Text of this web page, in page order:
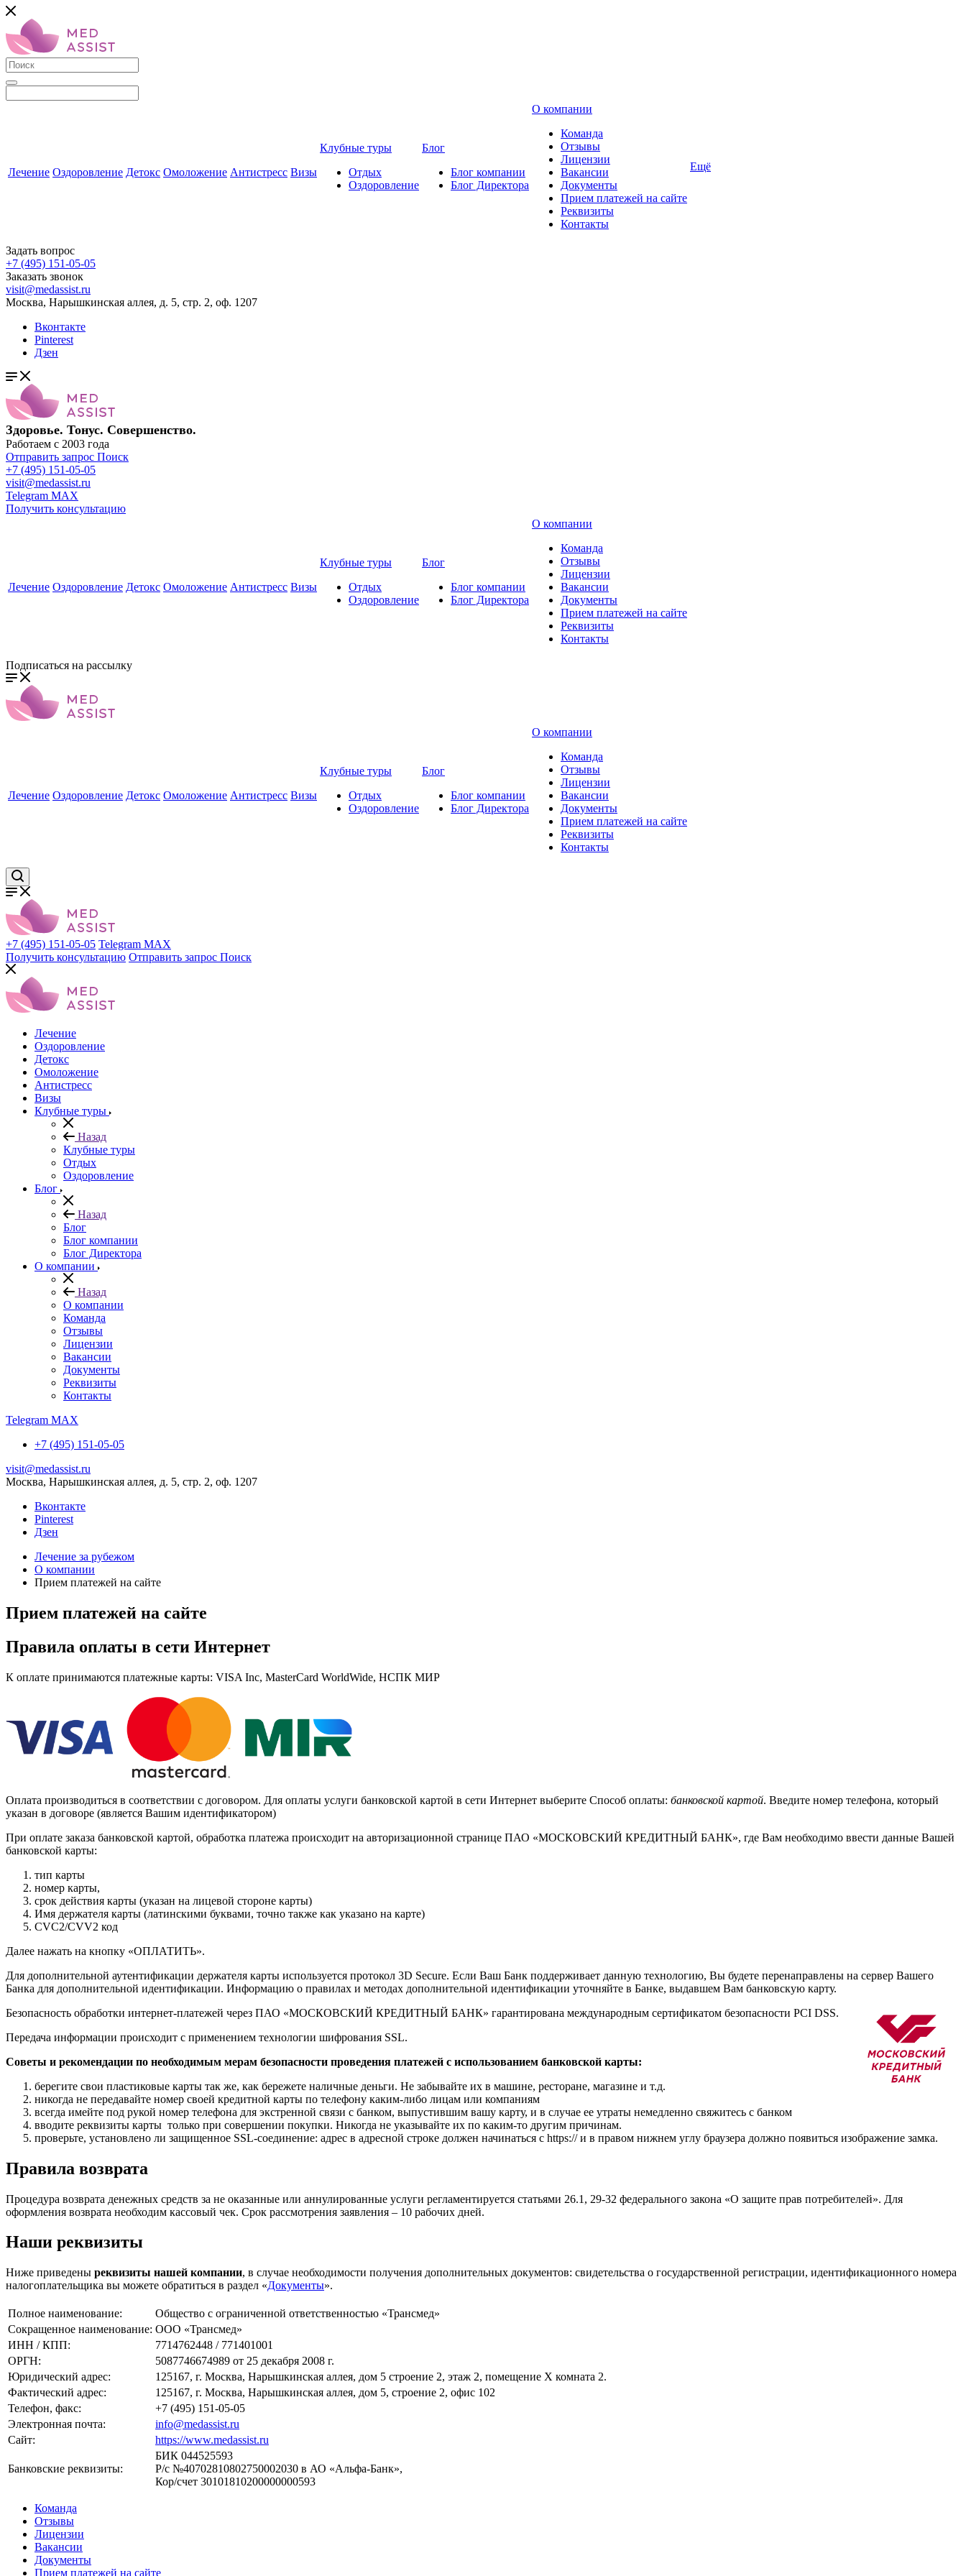
Лечение Оздоровление Детокс Омоложение Антистресс Визы
Клубные туры
Отдых
Оздоровление
Блог
Блог компании
Блог Директора
О компании
Команда
Отзывы
Лицензии
Вакансии
Документы
Прием платежей на сайте
Реквизиты
Контакты
Ещё
Задать вопрос
+7 (495) 151-05-05
Заказать звонок
visit@medassist.ru
Москва, Нарышкинская аллея, д. 5, стр. 2, оф. 1207
Вконтакте
Pinterest
Дзен
Здоровье. Тонус. Совершенство.
Работаем с 2003 года
Отправить запрос Поиск
+7 (495) 151-05-05
visit@medassist.ru
Telegram MAX
Получить консультацию
Лечение Оздоровление Детокс Омоложение Антистресс Визы
Клубные туры
Отдых
Оздоровление
Блог
Блог компании
Блог Директора
О компании
Команда
Отзывы
Лицензии
Вакансии
Документы
Прием платежей на сайте
Реквизиты
Контакты
Подписаться на рассылку
Лечение Оздоровление Детокс Омоложение Антистресс Визы
Клубные туры
Отдых
Оздоровление
Блог
Блог компании
Блог Директора
О компании
Команда
Отзывы
Лицензии
Вакансии
Документы
Прием платежей на сайте
Реквизиты
Контакты
+7 (495) 151-05-05 Telegram MAX
Получить консультацию Отправить запрос Поиск
Лечение
Оздоровление
Детокс
Омоложение
Антистресс
Визы
Клубные туры
Назад
Клубные туры
Отдых
Оздоровление
Блог
Назад
Блог
Блог компании
Блог Директора
О компании
Назад
О компании
Команда
Отзывы
Лицензии
Вакансии
Документы
Реквизиты
Контакты
Telegram MAX
+7 (495) 151-05-05
visit@medassist.ru
Москва, Нарышкинская аллея, д. 5, стр. 2, оф. 1207
Вконтакте
Pinterest
Дзен
Лечение за рубежом
О компании
Прием платежей на сайте
Прием платежей на сайте
Правила оплаты в сети Интернет
К оплате принимаются платежные карты: VISA Inc, MasterCard WorldWide, НСПК МИР
Оплата производиться в соответствии с договором. Для оплаты услуги банковской картой в сети Интернет выберите Способ оплаты: банковской картой. Введите номер телефона, который
указан в договоре (является Вашим идентификатором)
При оплате заказа банковской картой, обработка платежа происходит на авторизационной странице ПАО «МОСКОВСКИЙ КРЕДИТНЫЙ БАНК», где Вам необходимо ввести данные Вашей
банковской карты:
тип карты
номер карты,
срок действия карты (указан на лицевой стороне карты)
Имя держателя карты (латинскими буквами, точно также как указано на карте)
CVC2/CVV2 код
Далее нажать на кнопку «ОПЛАТИТЬ».
Для дополнительной аутентификации держателя карты используется протокол 3D Secure. Если Ваш Банк поддерживает данную технологию, Вы будете перенаправлены на сервер Вашего
Банка для дополнительной идентификации. Информацию о правилах и методах дополнительной идентификации уточняйте в Банке, выдавшем Вам банковскую карту.
Безопасность обработки интернет-платежей через ПАО «МОСКОВСКИЙ КРЕДИТНЫЙ БАНК» гарантирована международным сертификатом безопасности PCI DSS.
Передача информации происходит с применением технологии шифрования SSL.
Советы и рекомендации по необходимым мерам безопасности проведения платежей с использованием банковской карты:
берегите свои пластиковые карты так же, как бережете наличные деньги. Не забывайте их в машине, ресторане, магазине и т.д.
никогда не передавайте номер своей кредитной карты по телефону каким-либо лицам или компаниям
всегда имейте под рукой номер телефона для экстренной связи с банком, выпустившим вашу карту, и в случае ее утраты немедленно свяжитесь с банком
вводите реквизиты карты только при совершении покупки. Никогда не указывайте их по каким-то другим причинам.
проверьте, установлено ли защищенное SSL-соединение: адрес в адресной строке должен начинаться с https:// и в правом нижнем углу браузера должно появиться изображение замка.
Правила возврата
Процедура возврата денежных средств за не оказанные или аннулированные услуги регламентируется статьями 26.1, 29-32 федерального закона «О защите прав потребителей». Для
оформления возврата необходим кассовый чек. Срок рассмотрения заявления – 10 рабочих дней.
Наши реквизиты
Ниже приведены реквизиты нашей компании, в случае необходимости получения дополнительных документов: свидетельства о государственной регистрации, идентификационного номера
налогоплательщика вы можете обратиться в раздел «Документы».
Полное наименование:
Общество с ограниченной ответственностью «Трансмед»
Сокращенное наименование: ООО «Трансмед»
ИНН / КПП:
7714762448 / 771401001
ОРГН:
5087746674989 от 25 декабря 2008 г.
Юридический адрес:
125167, г. Москва, Нарышкинская аллея, дом 5 строение 2, этаж 2, помещение X комната 2.
Фактический адрес:
125167, г. Москва, Нарышкинская аллея, дом 5, строение 2, офис 102
Телефон, факс:
+7 (495) 151-05-05
Электронная почта:
info@medassist.ru
Сайт:
https://www.medassist.ru
Банковские реквизиты:
БИК 044525593
Р/с №40702810802750002030 в АО «Альфа-Банк»,
Кор/счет 30101810200000000593
Команда
Отзывы
Лицензии
Вакансии
Документы
Прием платежей на сайте